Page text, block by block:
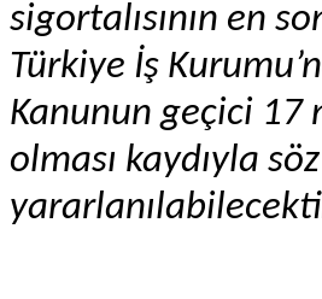
sigortalısının en
Türkiye İş
Kanunun geçici 17
olması kaydıyla